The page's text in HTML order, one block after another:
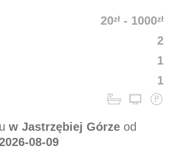
20zł - 1000zł
2
1
1
w Jastrzębiej Górze od
08-09